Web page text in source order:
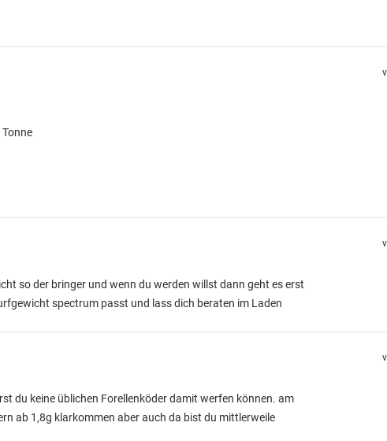
so der bringer und wenn du werden willst dann geht es erst
spectrum passt und lass dich beraten im Laden
du keine üblichen Forellenköder damit werfen können. am
ab 1,8g klarkommen aber auch da bist du mittlerweile